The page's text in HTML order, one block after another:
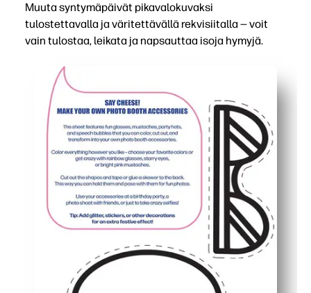
Muuta syntymäpäivät pikavalokuvaksi
tulostettavalla ja väritettävällä rekvisiitalla — voit
vain tulostaa, leikata ja napsauttaa isoja hymyjä.
Juhlahauskuus ilman valmistelua - tulostat, värität,
Pitää lapset kiinnostuneina - värittäminen ja
Täydelliset muistot - yksilölliset värit ja teemat
Joustava perheille ja luokkahuoneille - tulosta niin